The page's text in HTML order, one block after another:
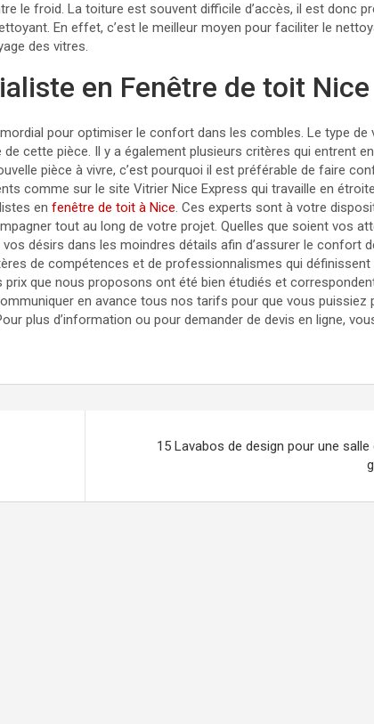
le froid. La toiture est souvent difficile d’accès, il est donc
En effet, c’est le meilleur moyen pour faciliter le
des vitres.
en Fenêtre de toit Nice
pour optimiser le confort dans les combles. Le type de
cette pièce. Il y a également plusieurs critères qui entrent
pièce à vivre, c’est pourquoi il est préférable de faire
comme sur le site Vitrier Nice Express qui travaille en étroite
en fenêtre de toit à Nice. Ces experts sont à votre
tout au long de votre projet. Quelles que soient vos
désirs dans les moindres détails afin d’assurer le confort
de compétences et de professionnalismes qui définissent
que nous proposons ont été bien étudiés et
en avance tous nos tarifs pour que vous puissiez
plus d’information ou pour demander de devis en ligne,
15 Lavabos de design pour une salle